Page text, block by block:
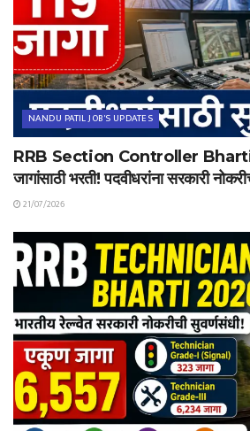
NANDU PATIL JOB'S UPDATES
RRB Section Controller Bharti
जागांसाठी भरती! पदवीधरांना सरकारी
21/07/2026